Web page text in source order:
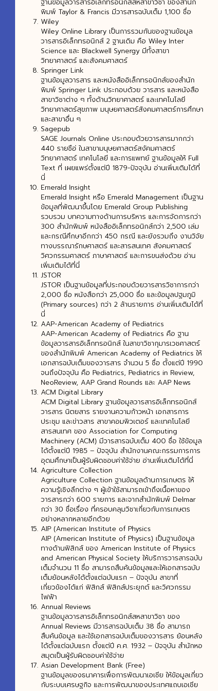
ฐานข้อมูลวารสารอิเล็กทรอนิกส์สหสาขาวิชา ของสำนัก
พิมพ์ Taylor & Francis มีวารสารฉบับเต็ม 1,100 ชื่อ
Wiley
Wiley Online Library เป็นการรวมกันของฐานข้อมูล
วารสารอิเล็กทรอนิกส์ 2 ฐานเดิม คือ Wiley Inter
Science และ Blackwell Synergy มีทั้งสาขา
วิทยาศาสตร์ และสังคมศาสตร์
Springer Link
ฐานข้อมูลวารสาร และหนังสืออิเล็กทรอนิกส์ของสำนัก
พิมพ์ Springer Link ประกอบด้วย วารสาร และหนังสือ
สาขาวิชาต่าง ๆ ทั้งด้านวิทยาศาสตร์ และเทคโนโลยี
วิทยาศาสตร์สุขภาพ มนุษยศาสตร์สังคมศาสตร์การศึกษา
และสาขาอื่น ๆ
Sagepub
SAGE Journals Online ประกอบด้วยวารสารมากกว่า
440 รายชือ่ ในสาขามนุษยศาสตร์สงัคมศาสตร์
วิทยาศาสตร์ เทคโนโลยี และการแพทย์ ฐานข้อมูลให้ Full
Text ที่ เผยแพร่ตั้งแต่ปี 1879-ปัจจุบัน อ่านเพิ่มเติมได้ที่
นี่
Emerald Insight
Emerald Insight หรือ Emerald Management เป็นฐาน
ข้อมูลที่พัฒนาขึ้นโดย Emerald Group Publishing
รวบรวม บทความทางด้านการบริหาร และการจัดการกว่า
300 สำนักพิมพ์ หนังสืออิเล็กทรอนิกส์กว่า 2,500 เล่ม
และกรณีศึกษาอีกกว่า 450 กรณี และยังรวมถึง งานวิจัย
ทางบรรณารักษศาสตร์ และสารสนเทศ สังคมศาสตร์
วิศวกรรมศาสตร์ ภาษาศาสตร์ และการขนส่งด้วย อ่าน
เพิ่มเติมได้ที่นี่
JSTOR
JSTOR เป็นฐานข้อมูลที่ประกอบด้วยวารสารวิชาการกว่า
2,000 ชื่อ หนังสือกว่า 25,000 ชื่อ และข้อมูลปฐมภูมิ
(Primary sources) กว่า 2 ล้านรายการ อ่านเพิ่มเติมได้ที่
นี่
AAP-American Academy of Pediatrics
AAP-American Academy of Pediatrics คือ ฐาน
ข้อมูลวารสารอิเล็กทรอนิกส์ ในสาขาวิชากุมารเวชศาสตร์
ของสำนักพิมพ์ American Academy of Pediatrics ให้
เอกสารฉบับเต็มของวารสาร จำนวน 5 ชื่อ ตั้งแต่ปี 1990
จนถึงปัจจุบัน คือ Pediatrics, Pediatrics in Review,
NeoReview, AAP Grand Rounds และ AAP News
ACM Digital Library
ACM Digital Library ฐานข้อมูลวารสารอิเล็กทรอนิกส์
วารสาร นิตยสาร รายงานความก้าวหน้า เอกสารการ
ประชุม และข่าวสาร สาขาคอมพิวเตอร์ และเทคโนโลยี
สารสนเทศ ของ Association for Computing
Machinery (ACM) มีวารสารฉบับเต็ม 400 ชื่อ ใช้ข้อมูล
ได้ตั้งแต่ปี 1985 – ปัจจุบัน สำนักงานคณะกรรมการการ
อุดมศึกษาเป็นผู้รับผิดชอบค่าใช้จ่าย อ่านเพิ่มเติมได้ที่นี่
Agriculture Collection
Agriculture Collection ฐานข้อมูลด้านการเกษตร ให้
ความรู้เชิงลึกต่าง ๆ ผู้เข้าใช้สามารถเข้าถึงเนื้อหาของ
วารสารกว่า 600 รายการ และจากสำนักพิมพ์ Delmar
กว่า 30 ชื่อเรื่อง ที่ครอบคลุมวิชาเกี่ยวกับการเกษตร
อย่างหลากหลายอีกด้วย
AIP (American Institute of Physics
AIP (American Institute of Physics) เป็นฐานข้อมูล
ทางด้านฟิสิกส์ ของ American Institute of Physics
and American Physical Society ให้บริการวารสารฉบับ
เต็มจำนวน 11 ชื่อ สามารถสืบค้นข้อมูลและให้เอกสารฉบับ
เต็มย้อนหลังได้ตั้งแต่ฉบับแรก – ปัจจุบัน สาขาที่
เกี่ยวข้องได้แก่ ฟิสิกส์ ฟิสิกส์ประยุกต์ และวิศวกรรม
ไฟฟ้า
Annual Reviews
ฐานข้อมูลวารสารอิเล็กทรอนิกส์สหสาขาวิชา ของ
Annual Reviews มีวารสารฉบับเต็ม 38 ชื่อ สามารถ
สืบค้นข้อมูล และใช้เอกสารฉบับเต็มของวารสาร ย้อนหลัง
ได้ตั้งแต่ฉบับแรก ตั้งแต่ปี ค.ศ. 1932 – ปัจจุบัน สำนักหอ
สมุดเป็นผู้รับผิดชอบค่าใช้จ่าย
Asian Development Bank (Free)
ฐานข้อมูลของธนาคารเพื่อการพัฒนาเอเชีย ให้ข้อมูลเกี่ยว
กับระบบเศรษฐกิจ และการพัฒนาของประเทศแถบเอเชีย